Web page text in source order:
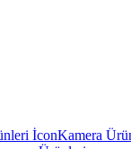
Kamera